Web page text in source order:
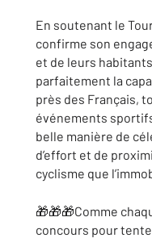
En soutenant le
confirme son
et de leurs
parfaitement la
près des Français,
événements
belle manière de
d’effort et de
cyclisme que
🎁🎁🎁Comme
concours pour